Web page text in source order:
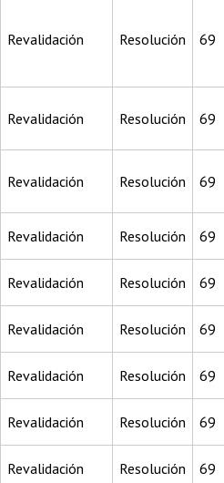
Revalidación Resolución 69
Revalidación Resolución 69
Revalidación Resolución 69
Revalidación Resolución 69
Revalidación Resolución 69
Revalidación Resolución 69
Revalidación Resolución 69
Revalidación Resolución 69
Revalidación Resolución 69